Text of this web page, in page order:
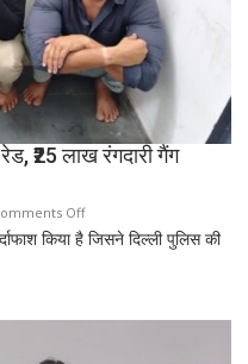
बेटियां,
चिता
पर
अकेले
विदा
हो
वृद्धाश्रम
₹25 लाख रंगदारी गैंग
Offon
गुरुग्राम
दिल्ली
किया है जिसने दिल्ली पुलिस की